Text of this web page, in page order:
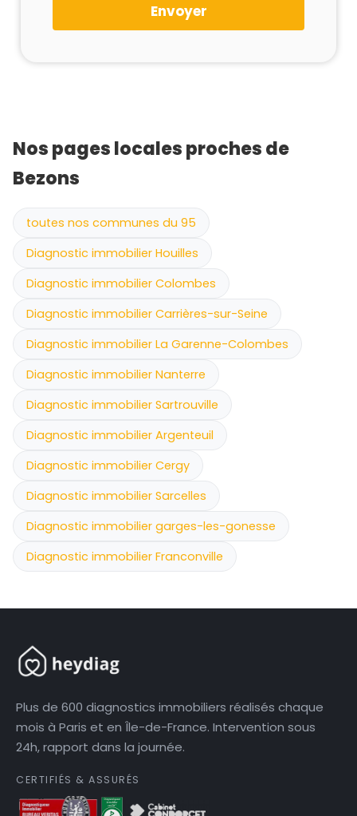
Envoyer
Nos pages locales proches de
Bezons
toutes nos communes du 95
Diagnostic immobilier Houilles
Diagnostic immobilier Colombes
Diagnostic immobilier Carrières-sur-Seine
Diagnostic immobilier La Garenne-Colombes
Diagnostic immobilier Nanterre
Diagnostic immobilier Sartrouville
Diagnostic immobilier Argenteuil
Diagnostic immobilier Cergy
Diagnostic immobilier Sarcelles
Diagnostic immobilier garges-les-gonesse
Diagnostic immobilier Franconville
Plus de 600 diagnostics immobiliers réalisés chaque
mois à Paris et en Île-de-France. Intervention sous
24h, rapport dans la journée.
CERTIFIÉS & ASSURÉS